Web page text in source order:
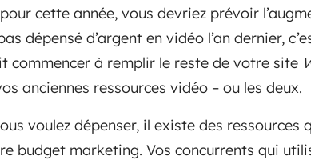
cette année, vous devriez prévoir
dépensé d’argent en vidéo l’an dernier,
commencer à remplir le reste de votre site
anciennes ressources vidéo – ou les deux.
voulez dépenser, il existe des ressources
budget marketing. Vos concurrents qui